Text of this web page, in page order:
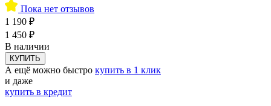
Пока нет отзывов
1 190 ₽
1 450 ₽
В наличии
КУПИТЬ
А ещё можно быстро купить в 1 клик
и даже
купить в кредит